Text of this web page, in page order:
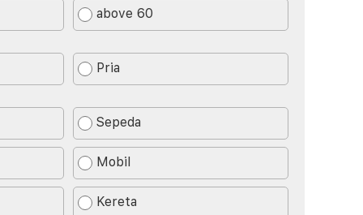
above 60
Pria
Sepeda
Mobil
Kereta